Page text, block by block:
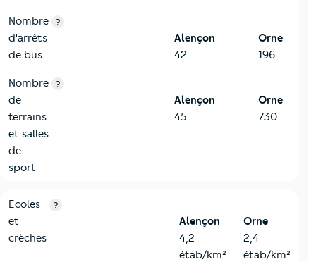
Nombre
d'arrêts
de bus
?
Alençon
42
Orne
196
Nombre
de
terrains
et salles
de
sport
?
Alençon
45
Orne
730
4-Education
Critères
Ecoles
et
crèches
?
Alençon
4,2
étab/km²
Orne
2,4
étab/km²